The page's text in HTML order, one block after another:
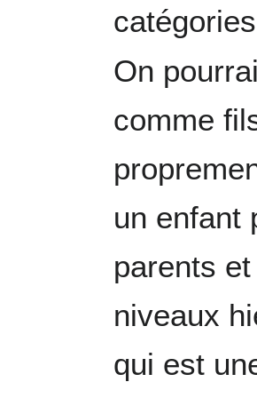
On
comme
un enfant
parents
niveaux
qui est